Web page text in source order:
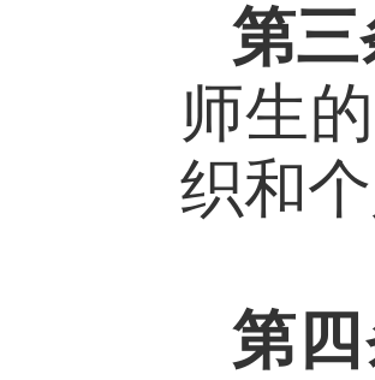
第三
师生
织和
第